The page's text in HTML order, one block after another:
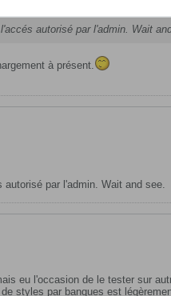
autorisé par l'admin. Wait
à présent.
par l'admin. Wait and see.
eu l'occasion de le tester sur
styles par banques est